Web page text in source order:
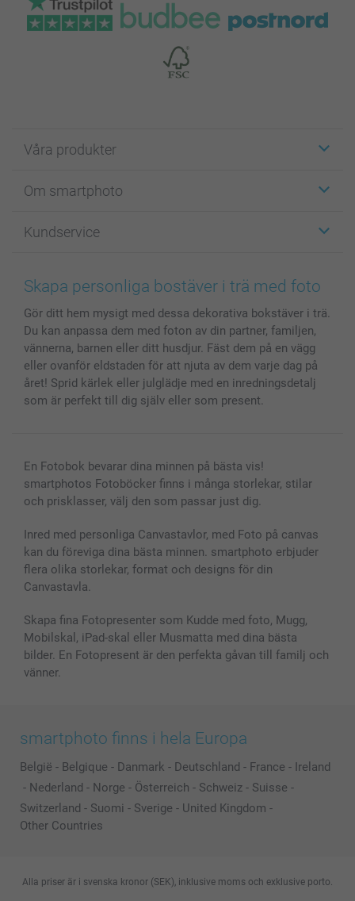
Våra produkter
Fotokort
Fotoböcker
Bilder, Fotoförstoring & Fotohäften
Skal till Mobil & Surfplatta
MyNameBook
Fotoalmanackor & Fotoagenda
Fotoramar & Tillbehör
Presentkort
Alla fotoprodukter
Om smartphoto
För affiliates
Cookie Policy
Sitemap
Villkor och garantier
Investor Relations
Kundservice
smartgaranti
smartbonus
Priser & betalning
Status på beställningar
Skapa personliga bostäver i trä med foto
Gör ditt hem mysigt med dessa dekorativa bokstäver i trä.
Du kan anpassa dem med foton av din partner, familjen,
vännerna, barnen eller ditt husdjur. Fäst dem på en vägg
eller ovanför eldstaden för att njuta av dem varje dag på
året! Sprid kärlek eller julglädje med en inredningsdetalj
som är perfekt till dig själv eller som present.
En Fotobok bevarar dina minnen på bästa vis!
smartphotos Fotoböcker finns i många storlekar, stilar
och prisklasser, välj den som passar just dig.
Inred med personliga Canvastavlor, med Foto på canvas
kan du föreviga dina bästa minnen. smartphoto erbjuder
flera olika storlekar, format och designs för din
Canvastavla.
Skapa fina Fotopresenter som Kudde med foto, Mugg,
Mobilskal, iPad-skal eller Musmatta med dina bästa
bilder. En Fotopresent är den perfekta gåvan till familj och
vänner.
smartphoto finns i hela Europa
België - Belgique - Danmark - Deutschland - France - Ireland
- Nederland - Norge - Österreich - Schweiz - Suisse -
Switzerland - Suomi - Sverige - United Kingdom -
Other Countries
Alla priser är i svenska kronor (SEK), inklusive moms och exklusive porto.